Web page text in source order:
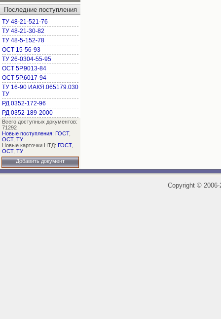
Последние поступления
ТУ 48-21-521-76
ТУ 48-21-30-82
ТУ 48-5-152-78
ОСТ 15-56-93
ТУ 26-0304-55-95
ОСТ 5Р.9013-84
ОСТ 5Р.6017-94
ТУ 16-90 ИАКЯ.065179.030
ТУ
РД 0352-172-96
РД 0352-189-2000
Всего доступных документов:
71292
Новые поступления: ГОСТ,
ОСТ, ТУ
Новые карточки НТД: ГОСТ,
ОСТ, ТУ
Добавить документ
Copyright ©